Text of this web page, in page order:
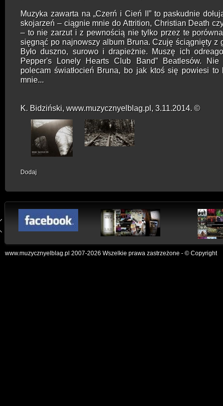
Muzyka zawarta na „Czerń i Cień II” to paskudnie
skojarzeń – ciągnie mnie do Attrition, Christian Death
– to nie zarzut i z pewnością nie tylko przez te
sięgnąć po najnowszy album Bruna. Czuję ściągnięty z
Było duszno, surowo i drapieżnie. Muszę ich
Pepper's Lonely Hearts Club Band” Beatlesów.
Nie
polecam światłocień Bruna, bo jak ktoś się powiesi to
mnie...
K. Bidziński, www.muzycznyelblag.pl, 3.11.2014. ©
Dodaj
www.muzycznyelblag.pl 2007-2026 Wszelkie prawa zastrzeżone - © Copyright